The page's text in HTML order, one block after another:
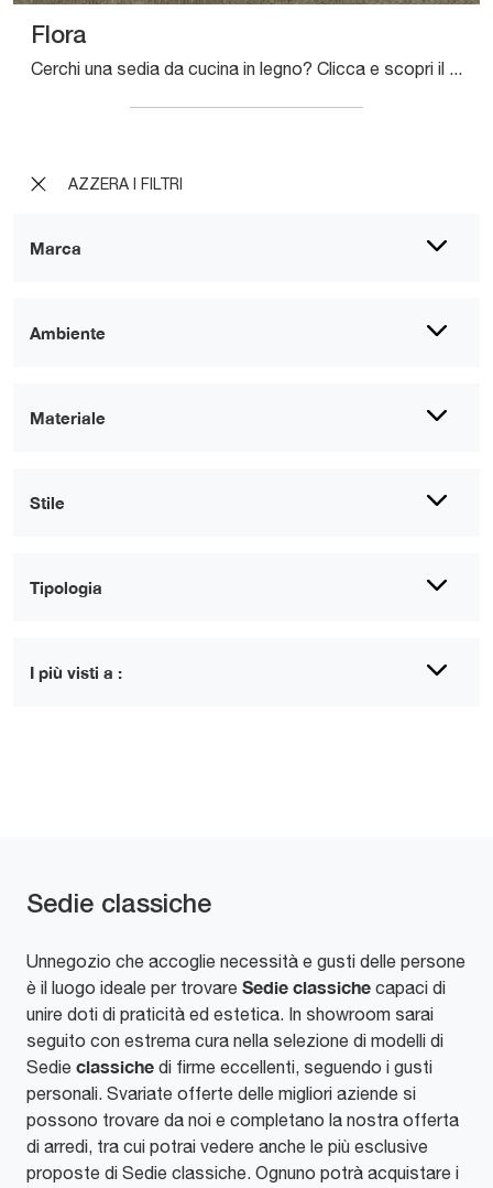
AZZERA I FILTRI
Marca
Ambiente
Materiale
Stile
Tipologia
I più visti a :
Flora
Cerchi una sedia da cucina in legno? Clicca e scopri il modello Flora di Arredo3 per completare i tuoi interni ottimamente.
Sedie classiche
Unnegozio che accoglie necessità e gusti delle persone
è il luogo ideale per trovare Sedie classiche capaci di
unire doti di praticità ed estetica. In showroom sarai
seguito con estrema cura nella selezione di modelli di
Sedie classiche di firme eccellenti, seguendo i gusti
personali. Svariate offerte delle migliori aziende si
possono trovare da noi e completano la nostra offerta
di arredi, tra cui potrai vedere anche le più esclusive
proposte di Sedie classiche. Ognuno potrà acquistare i